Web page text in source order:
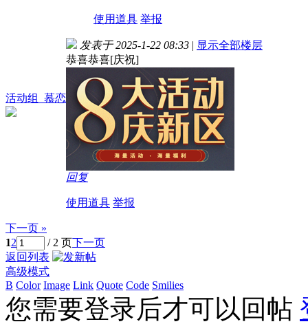
使用道具 举报
活动组_慕恋
发表于 2025-1-22 08:33 | 显示全部楼层
恭喜恭喜[庆祝]
回复
使用道具 举报
下一页 »
12 / 2 页下一页
返回列表
高级模式
B Color Image Link Quote Code Smilies
您需要登录后才可以回帖